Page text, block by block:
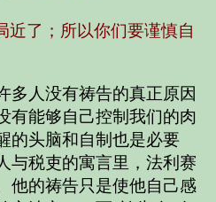
近了；所以你们要谨慎自
多人没有祷告的真正原因
有能够自己控制我们的肉
的头脑和自制也是必要
与税吏的寓言里，法利赛
他的祷告只是使他自己感